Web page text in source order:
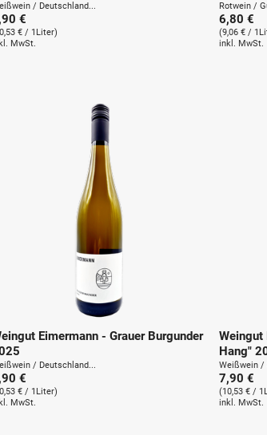
/ Deutschland...
€
€ / 1Liter)
MwSt.
Rotwein /
6,80 €
(9,06 € /
inkl. MwSt.
Eimermann - Grauer Burgunder
/ Deutschland...
€
€ / 1Liter)
MwSt.
Weingut
Hang"
Weißwein /
7,90 €
(10,53 € /
inkl. MwSt.